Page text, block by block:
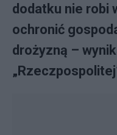
dodatku nie robi
ochronić
drożyzną –